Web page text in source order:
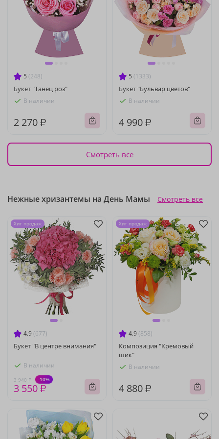
5 (248)
Букет "Танец роз"
В наличии
2 270 ₽
5 (1333)
Букет "Бульвар цветов"
В наличии
4 990 ₽
Смотреть все
Нежные хризантемы на День Мамы Смотреть все
4.9 (677)
Букет "В центре внимания"
В наличии
3 940 ₽ -10%
3 550 ₽
Хит продаж
4.9 (858)
Композиция "Кремовый
шик"
В наличии
4 880 ₽
Хит продаж